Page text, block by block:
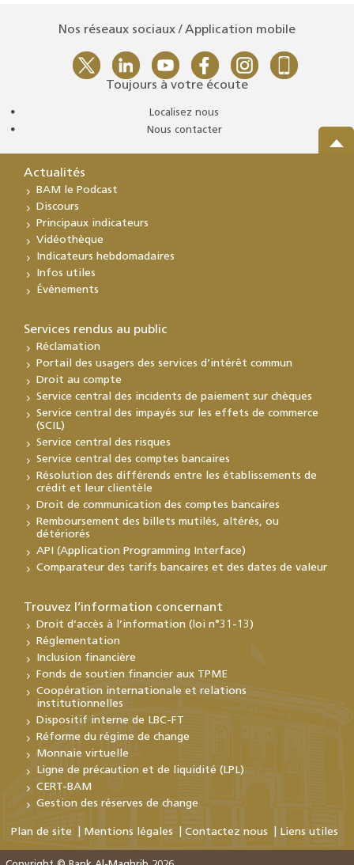
Nos réseaux sociaux / Application mobile
Toujours à votre écoute
Localisez nous
Nous contacter
Actualités
BAM le Podcast
Discours
Principaux indicateurs
Vidéothèque
Indicateurs hebdomadaires
Infos utiles
Événements
Services rendus au public
Réclamation
Portail des usagers des services d’intérêt commun
Droit au compte
Service central des incidents de paiement sur chèques
Service central des impayés sur les effets de commerce
(SCIL)
Service central des risques
Service central des comptes bancaires
Résolution des différends entre les établissements de
crédit et leur clientèle
Droit de communication des comptes bancaires
Remboursement des billets mutilés, altérés, ou
détériorés
API (Application Programming Interface)
Comparateur des tarifs bancaires et des dates de valeur
Trouvez l’information concernant
Droit d’accès à l’information (loi n°31-13)
Réglementation
Inclusion financière
Fonds de soutien financier aux TPME
Coopération internationale et relations
institutionnelles
Dispositif interne de LBC-FT
Réforme du régime de change
Monnaie virtuelle
Ligne de précaution et de liquidité (LPL)
CERT-BAM
Gestion des réserves de change
Plan de site Mentions légales Contactez nous Liens utiles